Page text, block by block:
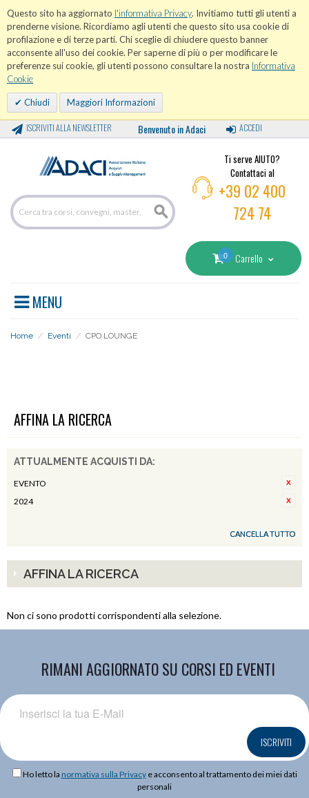
Questo sito ha aggiornato l'informativa Privacy. Invitiamo tutti gli utenti a
prenderne visione. Ricordiamo agli utenti che questo sito usa cookie di
profilazione e di terze parti. Chi sceglie di chiudere questo banner
acconsente all'uso dei cookie. Per saperne di più o per modificare le
preferenze sui cookie, gli utenti possono consultare la nostra Informativa
Cookie
Chiudi Maggiori Informazioni
ISCRIVITI ALLA NEWSLETTER Benvenuto in Adaci ACCEDI
Ti serve AIUTO?
Contattaci al
+39 02 400
724 74
0 Carrello
MENU
Home / Eventi / CPO LOUNGE
AFFINA LA RICERCA
ATTUALMENTE ACQUISTI DA:
EVENTO
2024
CANCELLA TUTTO
AFFINA LA RICERCA
Non ci sono prodotti corrispondenti alla selezione.
RIMANI AGGIORNATO SU CORSI ED EVENTI
ISCRIVITI
Ho letto la normativa sulla Privacye acconsento al trattamento dei miei dati
personali